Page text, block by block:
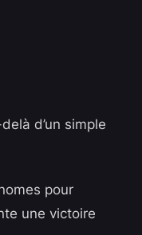
d’un simple
pour
une victoire